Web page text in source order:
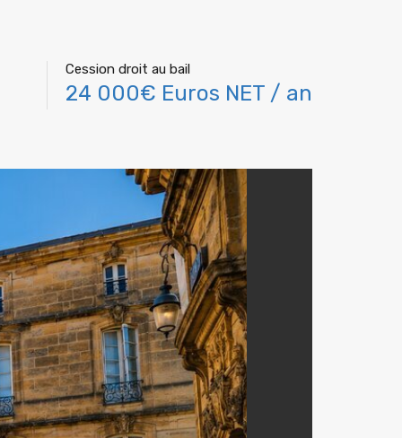
Cession droit au bail
24 000€ Euros NET / an